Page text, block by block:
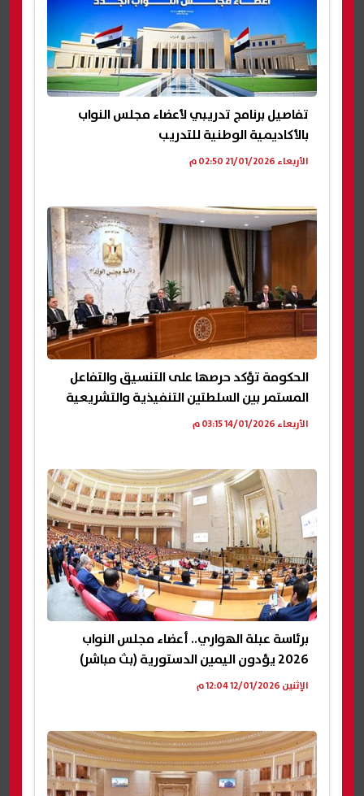
تفاصيل برنامج تدريبي لأعضاء مجلس النواب
بالأكاديمية الوطنية للتدريب
الأربعاء 21/01/2026 02:50 م
الحكومة تؤكد حرصها على التنسيق والتفاعل
المستمر بين السلطتين التنفيذية والتشريعية
الأربعاء 14/01/2026 03:15 م
برئاسة عبلة الهواري.. أعضاء مجلس النواب
2026 يؤدون اليمين الدستورية (بث مباشر)
الإثنين 12/01/2026 12:04 م